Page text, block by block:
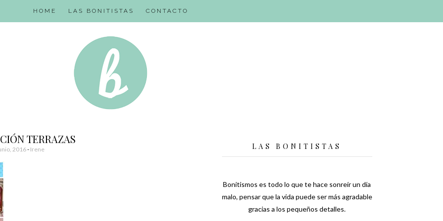
HOME LAS BONITISTAS CONTACTO
TERRAZAS
2016- Irene LAS BONITISTAS
Bonitismos es todo lo que te hace sonreír un día
malo, pensar que la vida puede ser más agradable
gracias a los pequeños detalles.